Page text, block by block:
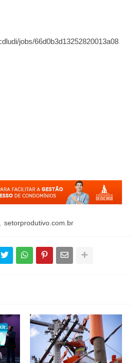
jobs/66d0b3d13252820013a08
setorprodutivo.com.br